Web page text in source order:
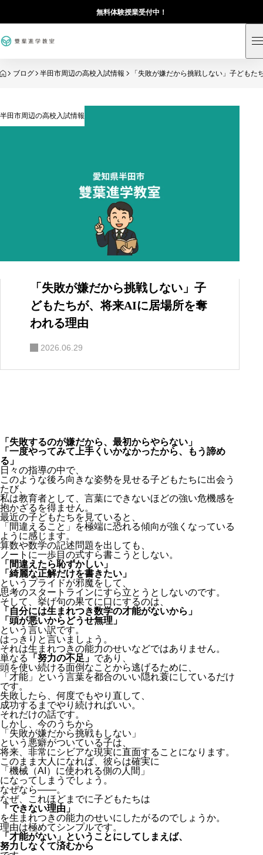
無料体験授業受付中！
HOME
ブログ 半田市周辺の高校入試情報 「失敗が嫌だから挑戦しない」子ども
半田市周辺の高校入試情報
「失敗が嫌だから挑戦しない」子
どもたちが、将来AIに居場所を奪
われる理由
2026.06.29
「失敗するのが嫌だから、最初からやらない」
「一度やってみて上手くいかなかったから、もう諦め
る」
日々の指導の中で、
このような後ろ向きな姿勢を見せる子どもたちに出会う
たび、
私は教育者として、言葉にできないほどの強い危機感を
抱かざるを得ません。
最近の子どもたちを見ていると、
「間違えること」を極端に恐れる傾向が強くなっている
ように感じます。
算数や数学の記述問題を出しても、
ノートに一歩目の式すら書こうとしない。
「間違えたら恥ずかしい」
「綺麗な正解だけを書きたい」
というプライドが邪魔をして、
思考のスタートラインにすら立とうとしないのです。
そして、挙げ句の果てに口にするのは、
「自分には生まれつき数学の才能がないから」
「頭が悪いからどうせ無理」
という言い訳です。
はっきりと言いましょう。
それは生まれつきの能力のせいなどではありません。
単なる
「努力の不足」 であり、
頭を使い続ける面倒なことから逃げるために、
「才能」という言葉を都合のいい隠れ蓑にしているだけ
です。
失敗したら、何度でもやり直して、
成功するまでやり続ければいい。
それだけの話です。
しかし、今のうちから
「失敗が嫌だから挑戦もしない」
という悪癖がついている子は、
将来、非常にシビアな現実に直面することになります。
このまま大人になれば、彼らは確実に
「機械（AI）に使われる側の人間」
になってしまうでしょう。
なぜなら――。
なぜ、これほどまでに子どもたちは
「できない理由」
を生まれつきの能力のせいにしたがるのでしょうか。
理由は極めてシンプルです。
「才能がない」ということにしてしまえば、
努力しなくて済むから